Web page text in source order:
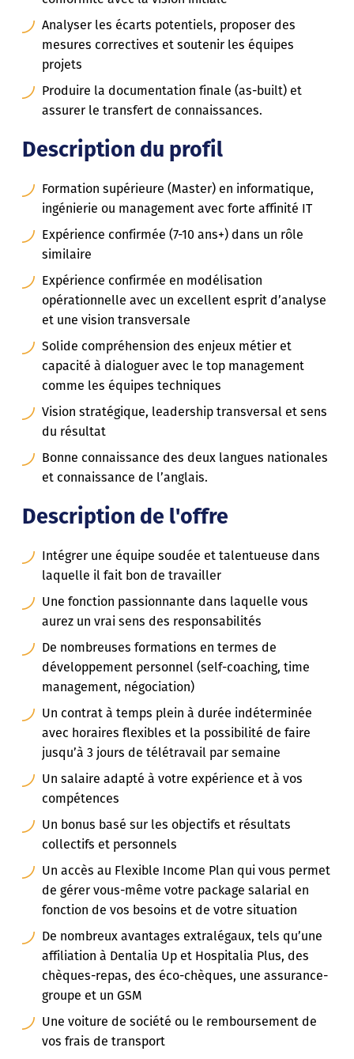
Analyser les écarts potentiels, proposer des
mesures correctives et soutenir les équipes
projets
Produire la documentation finale (as-built) et
assurer le transfert de connaissances.
Description du profil
Formation supérieure (Master) en informatique,
ingénierie ou management avec forte affinité IT
Expérience confirmée (7-10 ans+) dans un rôle
similaire
Expérience confirmée en modélisation
opérationnelle avec un excellent esprit d’analyse
et une vision transversale
Solide compréhension des enjeux métier et
capacité à dialoguer avec le top management
comme les équipes techniques
Vision stratégique, leadership transversal et sens
du résultat
Bonne connaissance des deux langues nationales
et connaissance de l’anglais.
Description de l'offre
Intégrer une équipe soudée et talentueuse dans
laquelle il fait bon de travailler
Une fonction passionnante dans laquelle vous
aurez un vrai sens des responsabilités
De nombreuses formations en termes de
développement personnel (self-coaching, time
management, négociation)
Un contrat à temps plein à durée indéterminée
avec horaires flexibles et la possibilité de faire
jusqu’à 3 jours de télétravail par semaine
Un salaire adapté à votre expérience et à vos
compétences
Un bonus basé sur les objectifs et résultats
collectifs et personnels
Un accès au Flexible Income Plan qui vous permet
de gérer vous-même votre package salarial en
fonction de vos besoins et de votre situation
De nombreux avantages extralégaux, tels qu’une
affiliation à Dentalia Up et Hospitalia Plus, des
chèques-repas, des éco-chèques, une assurance-
groupe et un GSM
Une voiture de société ou le remboursement de
vos frais de transport